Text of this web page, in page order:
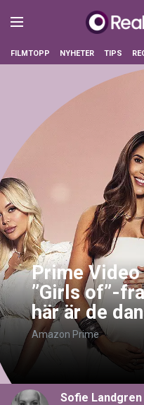
FILMTOPP NYHETER TIPS
Prime
”Girls of”-
här är de
Amazon Prime
Sofie Landgren